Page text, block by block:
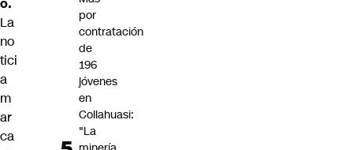
La
no
tici
a
m
ar
ca
por
contratación
de
196
jóvenes
en
Collahuasi:
"La